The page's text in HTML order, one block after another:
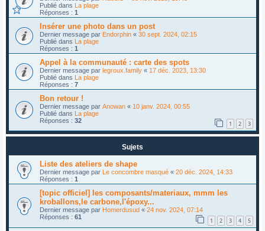
Publié dans La plage
Réponses : 1
Insérer une photo dans un post
Dernier message par Endorphin « 30 sept. 2024, 02:15
Publié dans La plage
Réponses : 1
Appel à la communauté : carte des spots
Dernier message par legroux.family « 17 déc. 2023, 13:30
Publié dans La plage
Réponses : 7
Bon retour !
Dernier message par Anowan « 10 janv. 2024, 00:55
Publié dans La plage
Réponses : 32 1 2 3
Sujets
Liste des ateliers de shape
Dernier message par Le concombre masqué « 20 déc. 2024, 14:33
Réponses : 1
[topic officiel] les composants/materiaux, mmm les
kroballons,le carbone,l'époxy...
Dernier message par Homerdusud « 24 nov. 2024, 07:14
Réponses : 61 1 2 3 4 5